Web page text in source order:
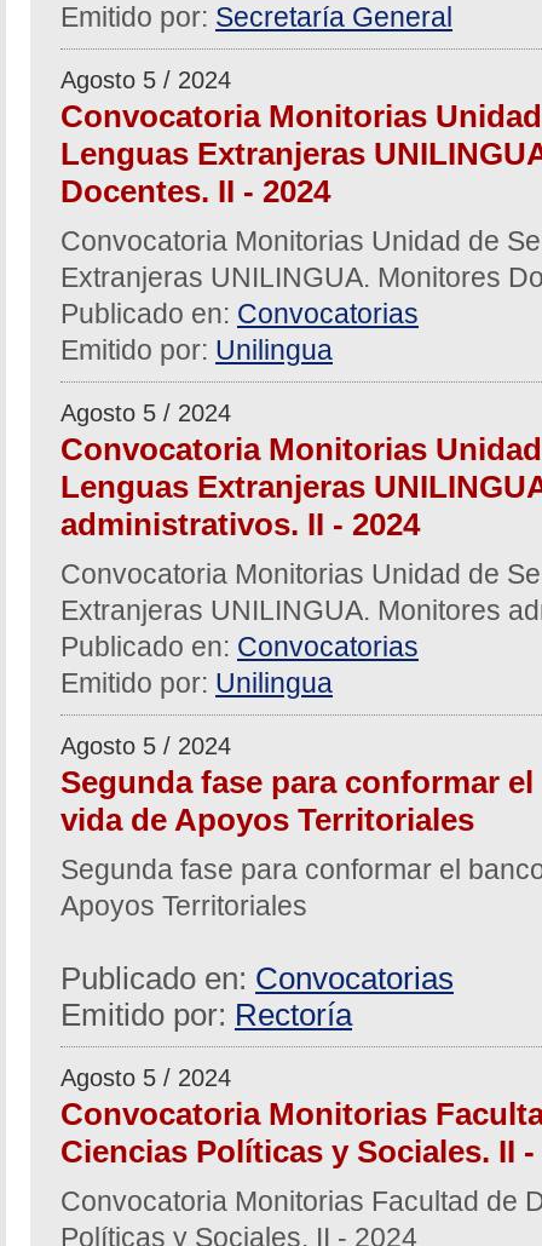
Emitido por: Secretaría General
Agosto 5 / 2024
Convocatoria Monitorias
Lenguas Extranjeras
Docentes. II - 2024
Convocatoria Monitorias Unidad de
Extranjeras UNILINGUA. Monitores
Publicado en: Convocatorias
Emitido por: Unilingua
Agosto 5 / 2024
Convocatoria Monitorias
Lenguas Extranjeras
administrativos. II - 2024
Convocatoria Monitorias Unidad de
Extranjeras UNILINGUA. Monitores
Publicado en: Convocatorias
Emitido por: Unilingua
Agosto 5 / 2024
Segunda fase para conformar
vida de Apoyos Territoriales
Segunda fase para conformar el
Apoyos Territoriales
Publicado en: Convocatorias
Emitido por: Rectoría
Agosto 5 / 2024
Convocatoria Monitorias
Ciencias Políticas y Sociales. II -
Convocatoria Monitorias Facultad de
Políticas y Sociales. II - 2024